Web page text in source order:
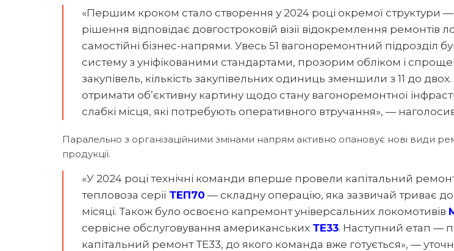
«Першим кроком стало створення у 2024 році окремої структури —
рішення відповідає довгостроковій візії відокремлення ремонтів
самостійні бізнес-напрями. Увесь 51 вагоноремонтний підрозділ
систему з уніфікованими стандартами, прозорим обліком і
закупівель, кількість закупівельних одиниць зменшили з 11 до
отримати об’єктивну картину щодо стану вагоноремонтної
слабкі місця, які потребують оперативного втручання», —
Паралельно з організаційними змінами напрям активно опановує нові види
продукції.
«У 2024 році технічні команди вперше провели капітальний
тепловоза серії ТЕП70 — складну операцію, яка зазвичай триває
місяці. Також було освоєно капремонт універсальних локомотивів
сервісне обслуговування американських ТЕ33. Наступний етап —
капітальний ремонт ТЕ33, до якого команда вже готується», —